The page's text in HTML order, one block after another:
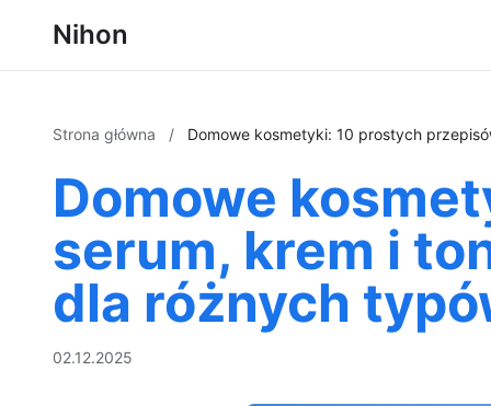
Nihon
Strona główna / Domowe kosmetyki: 10 prostych
Domowe
serum, krem i
dla różnych
02.12.2025